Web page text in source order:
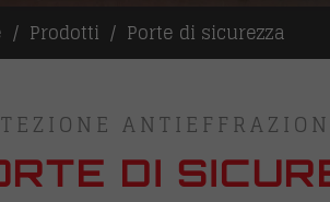
Prodotti Porte di sicurezza
DI